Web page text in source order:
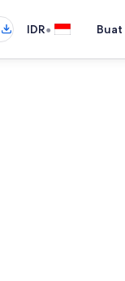
IDR•